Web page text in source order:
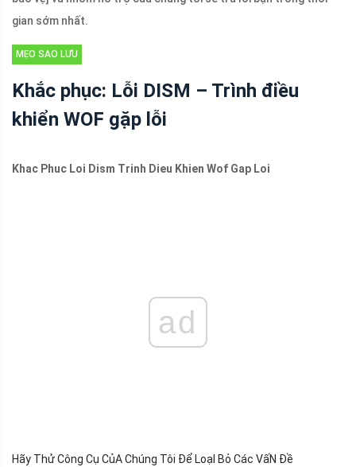
gian sớm nhất.
MẸO SAO LƯU
Khắc phục: Lỗi DISM – Trình điều
khiển WOF gặp lỗi
Khac Phuc Loi Dism Trinh Dieu Khien Wof Gap Loi
ad
Hãy Thử Công Cụ CủA Chúng Tôi Để LoạI Bỏ Các VấN Đề